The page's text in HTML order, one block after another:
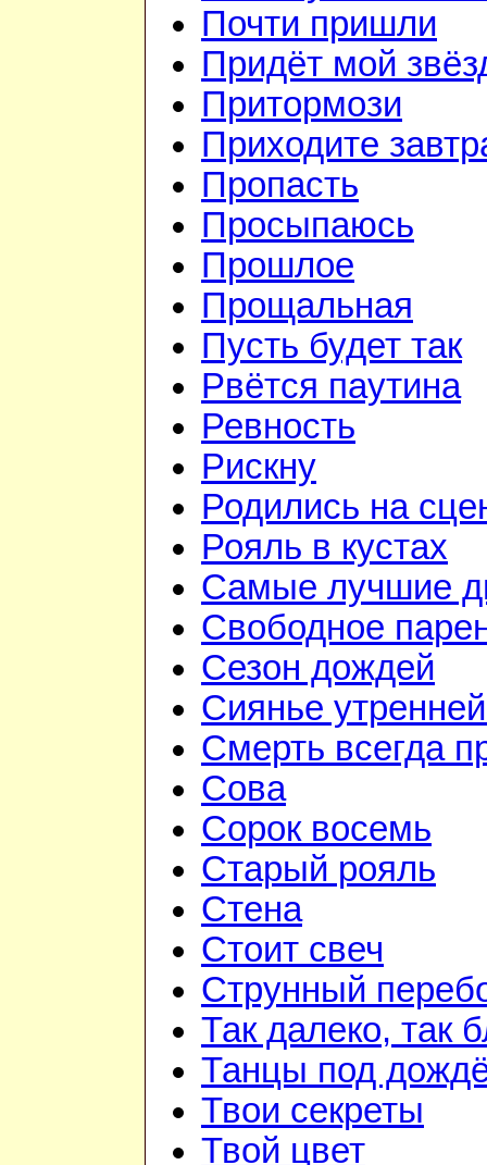
Почти пришли
Придёт мой
Притормози
Приходите
Пропасть
Просыпаюсь
Прошлое
Прощальная
Пусть будет так
Рвётся паутина
Ревность
Рискну
Родились на
Рояль в кустах
Самые лучшие
Свободное
Сезон дождей
Сиянье
Смерть всегда
Сова
Сорок восемь
Старый рояль
Стена
Стоит свеч
Струнный
Так далеко, так
Танцы под
Твои секреты
Твой цвет